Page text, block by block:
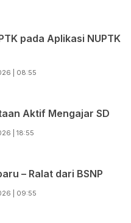
pada Aplikasi NUPTK
| 08:55
Aktif Mengajar SD
| 18:55
– Ralat dari BSNP
| 09:55